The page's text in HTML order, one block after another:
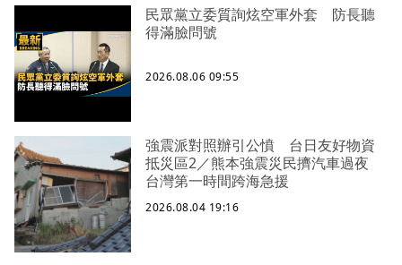
民眾黨立委質詢炫空軍外套 防長聽
得滿臉問號
2026.08.06 09:55
強震派對照辦引公憤 台日友好物資
抵災區2／熊本強震災民擠汽車過夜
台灣第一時間跨海急援
2026.08.04 19:16